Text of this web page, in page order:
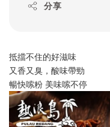
分享
抵擋不住的好滋味
又香又臭，酸味帶勁
暢快嗦粉 美味嗦不停